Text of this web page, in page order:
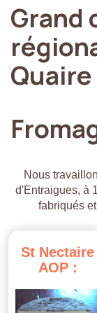
Grand
Quaire
Nous
d'Entraigues, à
fabriqués
St Nectaire
AOP :